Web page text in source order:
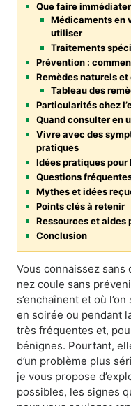
Que faire
Médicaments en
utiliser
Traitements
Prévention :
Remèdes naturels
Tableau des
Particularités chez
Quand consulter en
Vivre avec des
pratiques
Idées pratiques
Questions
Mythes et idées
Points clés à retenir
Ressources et aides
Conclusion
Vous connaissez
nez coule sans
s’enchaînent et où
en soirée ou pendant
très fréquentes et,
bénignes. Pourtant,
d’un problème plus
je vous propose
possibles, les signes